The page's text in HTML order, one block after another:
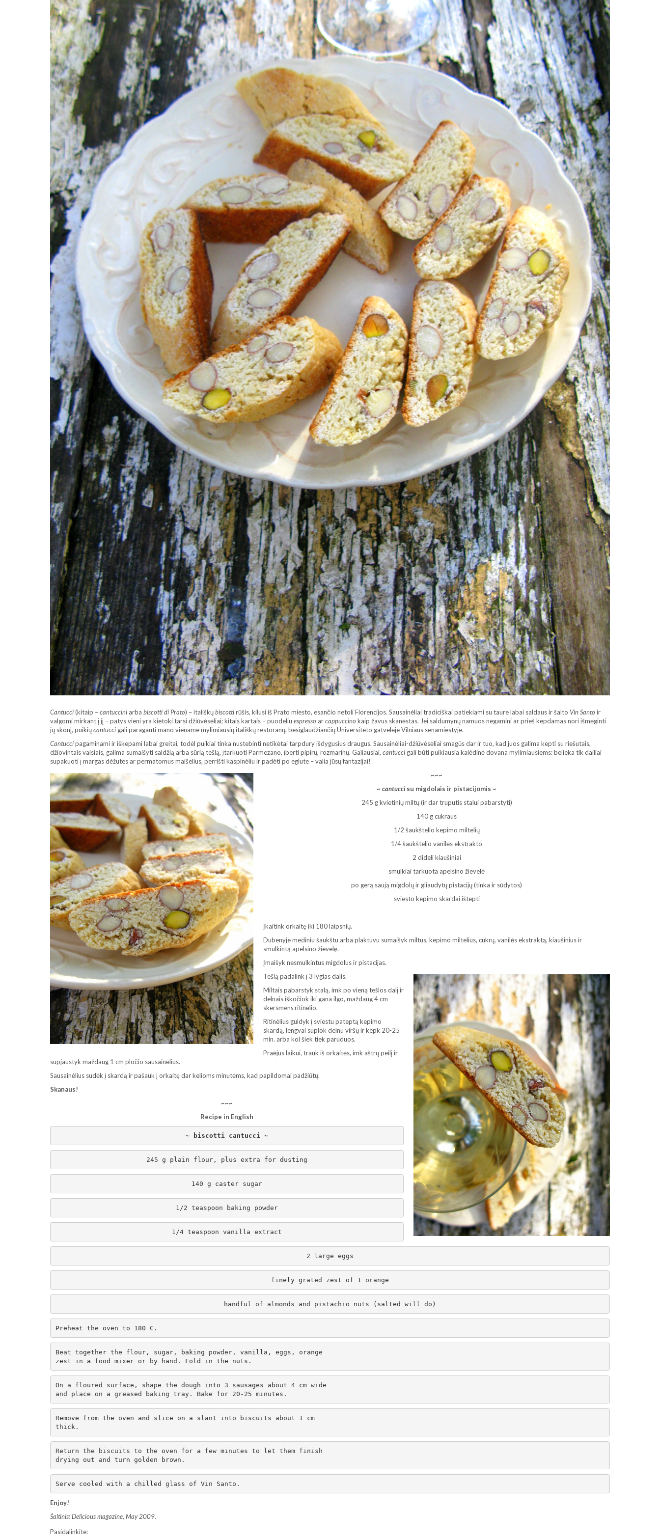
Cantucci(kitaip –cantuccini arba biscotti di Prato) – itališkųbiscottirūšis, kilusi iš Prato miesto, esančio netoli Florencijos. Sausainėliai tradiciškai patiekiami su taure labai saldaus ir šalto Vin Santo ir
valgomi mirkant į jį – patys vieni yra kietoki tarsi džiūvėsėliai;kitais kartais – puodeliu espresso arcappuccino kaip žavus skanėstas. Jei saldumynų namuos negamini ar prieš kepdamas nori išmėginti
jų skonį, puikiųcantucci gali paragauti mano viename mylimiausių itališkų restoranų, besiglaudžiančių Universiteto gatvelėje Vilniaus senamiestyje.
Cantuccipagaminami ir iškepami labai greitai, todėl puikiai tinka nustebinti netikėtai tarpdury išdygusius draugus. Sausainėliai-džiūvėsėliai smagūs dar ir tuo, kad juos galima kepti su riešutais,
džiovintais vaisiais, galima sumaišyti saldžią arba sūrią tešlą, įtarkuoti Parmezano, įberti pipirų, rozmarinų. Galiausiai, cantucci gali būti puikiausia kalėdinė dovana mylimiausiems: belieka tik dailiai
supakuoti į margas dėžutes ar permatomus maišelius, perrišti kaspinėliu ir padėti po eglute – valia jūsų fantazijai!
~~~
~ cantucci su migdolais ir pistacijomis ~
245 g kvietinių miltų (ir dar truputis stalui pabarstyti)
140 g cukraus
1/2 šaukštelio kepimo miltelių
1/4 šaukštelio vanilės ekstrakto
2 dideli kiaušiniai
smulkiai tarkuota apelsino žievelė
po gerą saują migdolų ir gliaudytų pistacijų (tinka ir sūdytos)
sviesto kepimo skardai ištepti
Įkaitink orkaitę iki 180 laipsnių.
Dubenyje mediniu šaukštu arba plaktuvu sumaišyk miltus, kepimo miltelius, cukrų, vanilės ekstraktą, kiaušinius ir
smulkintą apelsino žievelę.
Įmaišyk nesmulkintus migdolus ir pistacijas.
Tešlą padalink į 3 lygias dalis.
Miltais pabarstyk stalą, imk po vieną tešlos dalį ir
delnais iškočiok iki gana ilgo, maždaug 4 cm
skersmensritinėlio.
Ritinėlius guldyk į sviestu pateptą kepimo
skardą, lengvai suplok delnu viršų ir kepk 20-25
min. arba kol šiek tiek paruduos.
Praėjus laikui, trauk iš orkaitės, imk aštrų peilį ir
supjaustyk maždaug 1 cm pločio sausainėlius.
Sausainėlius sudėk į skardą ir pašauk į orkaitę dar kelioms minutėms, kad papildomai padžiūtų.
Skanaus!
~~~
Recipe in English
~ biscotti cantucci ~
245 g plain flour, plus extra for dusting
140 g caster sugar
1/2 teaspoon baking powder
1/4 teaspoon vanilla extract
2 large eggs
finely grated zest of 1 orange
handful of almonds and pistachio nuts (salted will do)
Preheat the oven to 180 C.
Beat together the flour, sugar, baking powder, vanilla, eggs, orange
zest in a food mixer or by hand. Fold in the nuts.
On a floured surface, shape the dough into 3 sausages about 4 cm wide
and place on a greased baking tray. Bake for 20-25 minutes.
Remove from the oven and slice on a slant into biscuits about 1 cm
thick.
Return the biscuits to the oven for a few minutes to let them finish
drying out and turn golden brown.
Serve cooled with a chilled glass of Vin Santo.
Enjoy!
Šaltinis: Delicious magazine, May 2009.
Pasidalinkite: